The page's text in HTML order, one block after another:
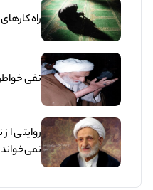
راه
نفی
روایتی